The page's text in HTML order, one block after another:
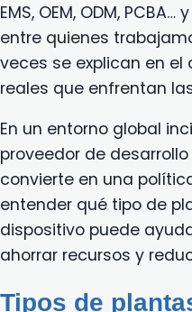
EMS, OEM, ODM,
entre quienes
veces se explican en
reales que enfrentan
En un entorno global
proveedor de
convierte en una
entender qué tipo de
dispositivo puede
ahorrar recursos y
Tipos de